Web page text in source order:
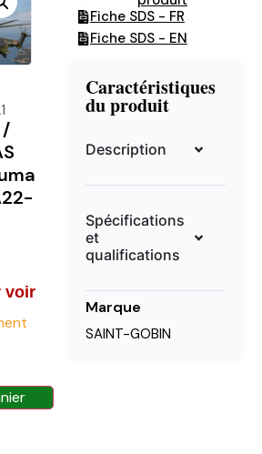
/
voir
Fiche SDS - FR
Fiche SDS - EN
Caractéristiques
du produit
Description
Spécifications
et
qualifications
Marque
SAINT-GOBIN